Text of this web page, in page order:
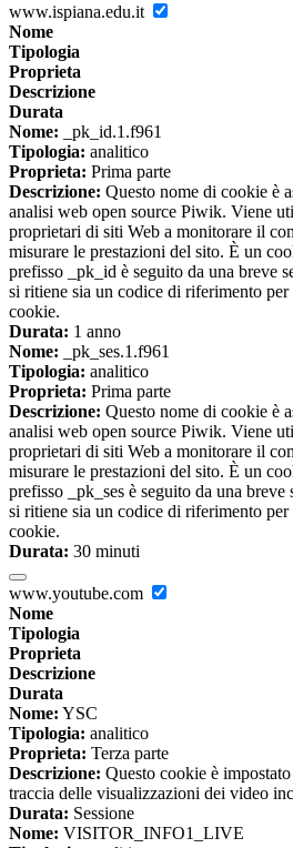
www.ispiana.edu.it
Nome
Tipologia
Proprieta
Descrizione
Durata
Nome: _pk_id.1.f961
Tipologia: analitico
Proprieta: Prima parte
Descrizione: Questo nome di cookie è
analisi web open source Piwik. Viene
proprietari di siti Web a monitorare il
misurare le prestazioni del sito. È un
prefisso _pk_id è seguito da una breve
si ritiene sia un codice di riferimento
cookie.
Durata: 1 anno
Nome: _pk_ses.1.f961
Tipologia: analitico
Proprieta: Prima parte
Descrizione: Questo nome di cookie è
analisi web open source Piwik. Viene
proprietari di siti Web a monitorare il
misurare le prestazioni del sito. È un
prefisso _pk_ses è seguito da una
si ritiene sia un codice di riferimento
cookie.
Durata: 30 minuti
www.youtube.com
Nome
Tipologia
Proprieta
Descrizione
Durata
Nome: YSC
Tipologia: analitico
Proprieta: Terza parte
Descrizione: Questo cookie è
traccia delle visualizzazioni dei video
Durata: Sessione
Nome: VISITOR_INFO1_LIVE